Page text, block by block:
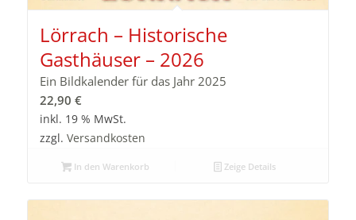
Lörrach – Historische
Gasthäuser – 2026
Ein Bildkalender für das Jahr 2025
22,90 €
inkl. 19 % MwSt.
zzgl. Versandkosten
In den Warenkorb Zeige Details